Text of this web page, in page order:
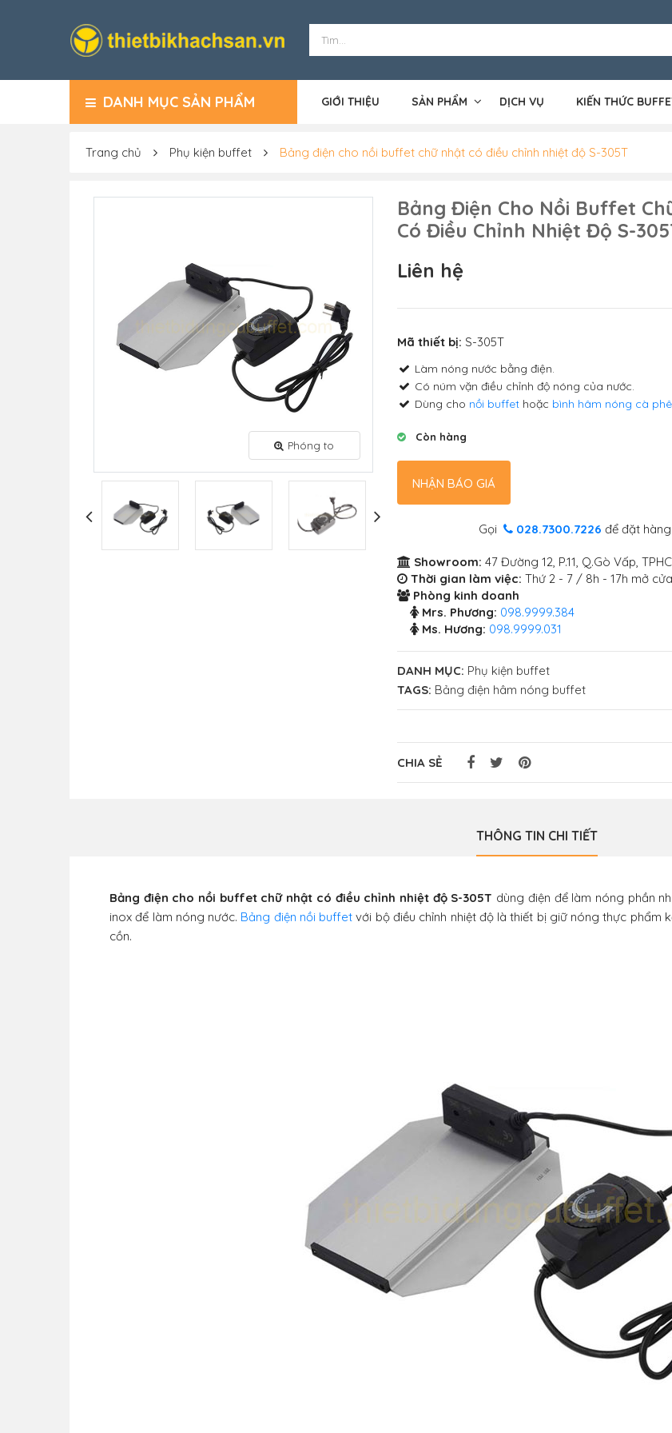
DANH MỤC SẢN PHẨM GIỚI THIỆU SẢN PHẨM DỊCH VỤ KIẾN THỨC
Trang chủ Phụ kiện buffet Bảng điện cho nồi buffet chữ nhật có điều chỉnh nhiệt độ S-305T
Phóng to
Bảng Điện Cho Nồi Buffet
Có Điều Chỉnh Nhiệt Độ S-
Liên hệ
Mã thiết bị: S-305T
Làm nóng nước bằng điện.
Có núm vặn điều chỉnh độ nóng của nước.
Dùng cho nồi buffet hoặc bình hâm nóng cà
Còn hàng
NHẬN BÁO GIÁ
Gọi 028.7300.7226 để đặt hàng
Showroom: 47 Đường 12, P.11, Q.Gò Vấp,
Thời gian làm việc: Thứ 2 - 7 / 8h - 17h mở cửa
Phòng kinh doanh
Mrs. Phương: 098.9999.384
Ms. Hương: 098.9999.031
DANH MỤC: Phụ kiện buffet
TAGS: Bảng điện hâm nóng buffet
CHIA SẺ
THÔNG TIN CHI TIẾT
Bảng điện cho nồi buffet chữ nhật có điều chỉnh nhiệt độ S-305T dùng điện để làm nóng phần
inox để làm nóng nước. Bảng điện nồi buffet với bộ điều chỉnh nhiệt độ là thiết bị giữ nóng thực
cồn.